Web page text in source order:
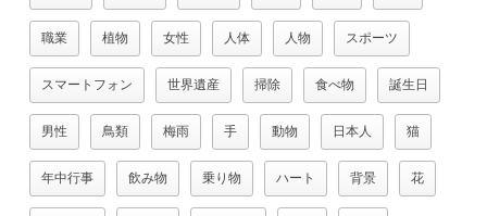
職業 植物 女性 人体 人物 スポーツ
スマートフォン 世界遺産 掃除 食べ物 誕生日
男性 鳥類 梅雨 手 動物 日本人 猫
年中行事 飲み物 乗り物 ハート 背景 花